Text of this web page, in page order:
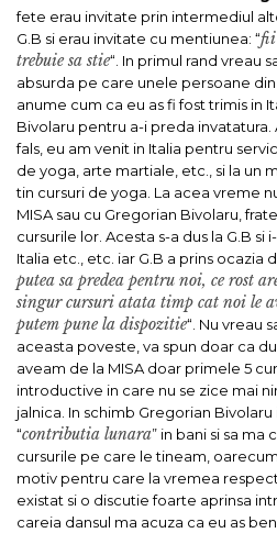
fete erau invitate prin intermediul
G.B si erau invitate cu mentiunea: “fii
trebuie sa stie“. In primul rand vreau
absurda pe care unele persoane din
anume cum ca eu as fi fost trimis in
Bivolaru pentru a-i preda
fals, eu am venit in Italia pentru
de yoga, arte martiale, etc., si la un
tin cursuri de yoga. La acea vreme
MISA sau cu Gregorian Bivolaru,
cursurile lor. Acesta s-a dus la G.B si
Italia etc., etc. iar G.B a prins ocazia
putea sa predea pentru noi, ce rost
singur cursuri atata timp cat noi le
putem pune la dispozitie“. Nu vreau
aceasta poveste, va spun doar ca
aveam de la MISA doar primele 5
introductive in care nu se zice mai
jalnica. In schimb Gregorian
“contributia lunara” in bani si sa
cursurile pe care le tineam,
motiv pentru care la vremea
existat si o discutie foarte aprinsa
careia dansul ma acuza ca eu as